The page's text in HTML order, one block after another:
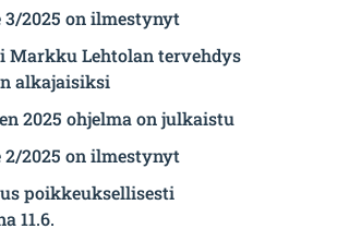
3/2025 on ilmestynyt
Markku Lehtolan tervehdys
alkajaisiksi
2025 ohjelma on julkaistu
2/2025 on ilmestynyt
poikkeuksellisesti
11.6.